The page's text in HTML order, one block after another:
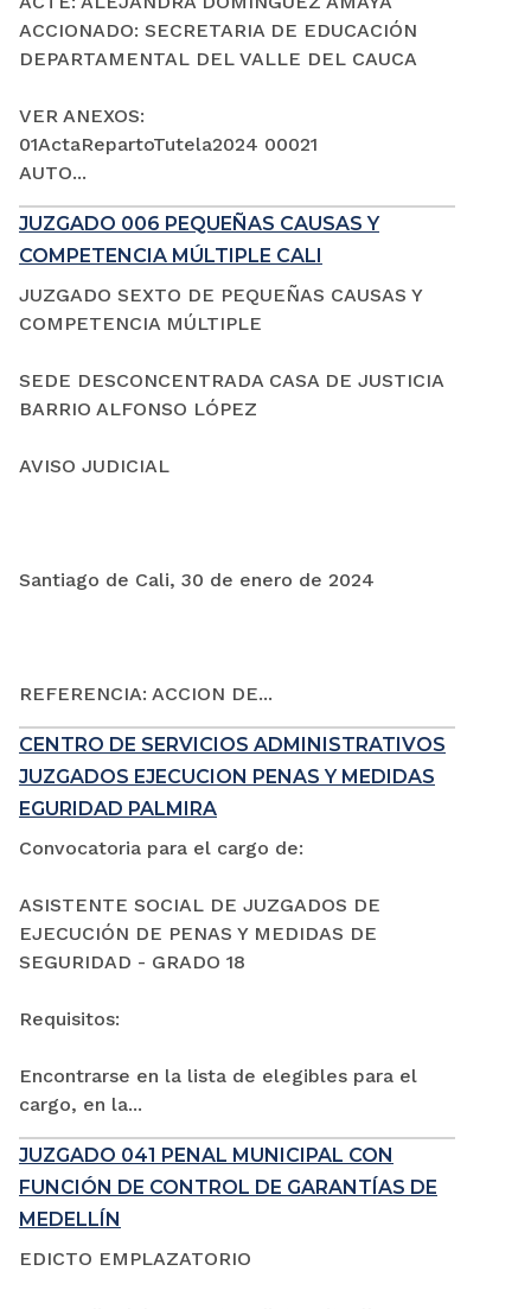
ACCIONADO: SECRETARIA DE EDUCACIÓN
DEPARTAMENTAL DEL VALLE DEL CAUCA
VER ANEXOS:
01ActaRepartoTutela2024 00021
AUTO...
JUZGADO 006 PEQUEÑAS CAUSAS Y
COMPETENCIA MÚLTIPLE CALI
JUZGADO SEXTO DE PEQUEÑAS CAUSAS Y
COMPETENCIA MÚLTIPLE
SEDE DESCONCENTRADA CASA DE JUSTICIA
BARRIO ALFONSO LÓPEZ
AVISO JUDICIAL
Santiago de Cali, 30 de enero de 2024
REFERENCIA: ACCION DE...
CENTRO DE SERVICIOS ADMINISTRATIVOS
JUZGADOS EJECUCION PENAS Y MEDIDAS
EGURIDAD PALMIRA
Convocatoria para el cargo de:
ASISTENTE SOCIAL DE JUZGADOS DE
EJECUCIÓN DE PENAS Y MEDIDAS DE
SEGURIDAD - GRADO 18
Requisitos:
Encontrarse en la lista de elegibles para el
cargo, en la...
JUZGADO 041 PENAL MUNICIPAL CON
FUNCIÓN DE CONTROL DE GARANTÍAS DE
MEDELLÍN
EDICTO EMPLAZATORIO